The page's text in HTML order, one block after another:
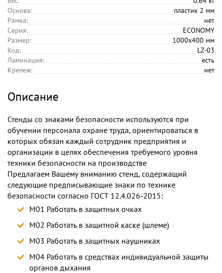
Основа:
пластик 2 мм
Рамка:
нет
Серия:
ECONOMY
Размер:
1000х400 мм
Код:
LZ-03
Ламинация:
есть
Крепеж:
нет
Описание
Стенды со знаками безопасности используются при
обучении персонала охране труда, ориентироваться в
которых обязан каждый сотрудник предприятия и
организации в целях обеспечения требуемого уровня
техники безопасности на производстве
Предлагаем Вашему вниманию стенд, содержащий
следующие предписывающие знаки по технике
безопасности согласно ГОСТ 12.4.026-2015:
M01 Работать в защитных очках
M02 Работать в защитной каске (шлеме)
M03 Работать в защитных наушниках
M04 Работать в средствах индивидуальной защиты
органов дыхания